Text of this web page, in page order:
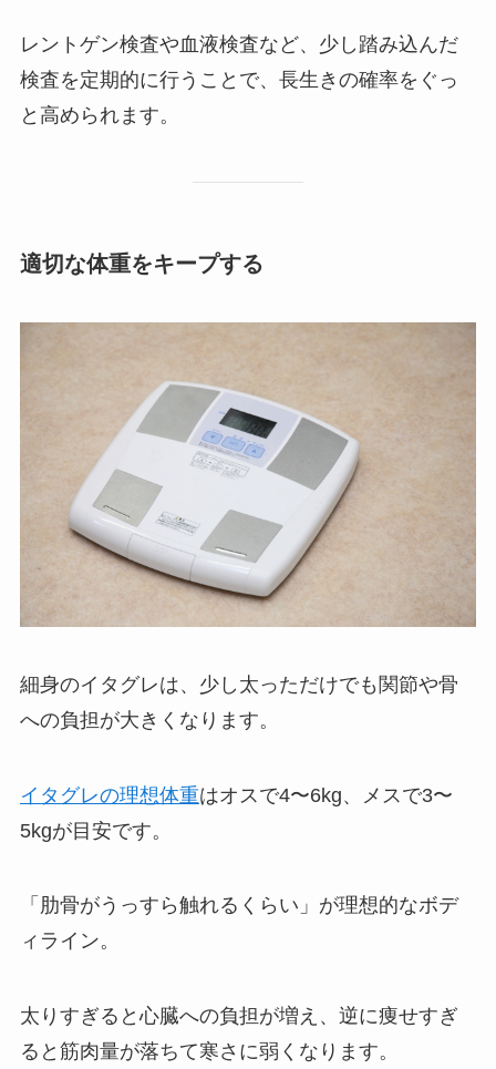
レントゲン検査や血液検査など、少し踏み込んだ
検査を定期的に行うことで、長生きの確率をぐっ
と高められます。
適切な体重をキープする
細身のイタグレは、少し太っただけでも関節や骨
への負担が大きくなります。
イタグレの理想体重はオスで4〜6kg、メスで3〜
5kgが目安です。
「肋骨がうっすら触れるくらい」が理想的なボデ
ィライン。
太りすぎると心臓への負担が増え、逆に痩せすぎ
ると筋肉量が落ちて寒さに弱くなります。